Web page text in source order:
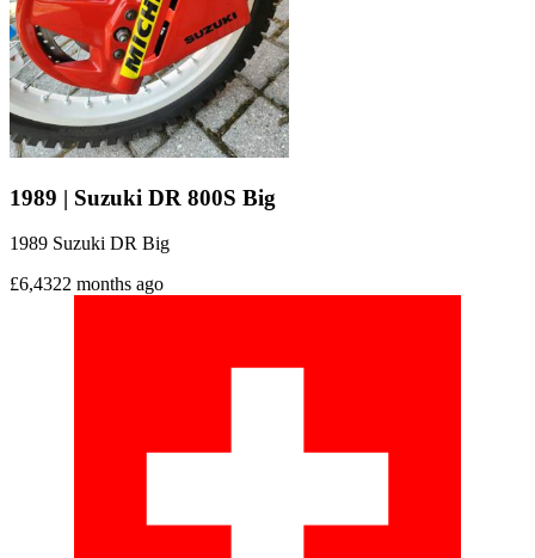
1989 | Suzuki DR 800S Big
1989 Suzuki DR Big
£6,4322 months ago